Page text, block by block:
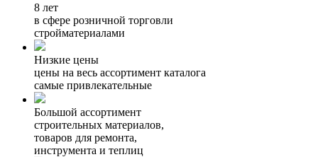
8 лет
в сфере розничной торговли
стройматериалами
Низкие цены
цены на весь ассортимент каталога
самые привлекательные
Большой ассортимент
строительных материалов,
товаров для ремонта,
инструмента и теплиц